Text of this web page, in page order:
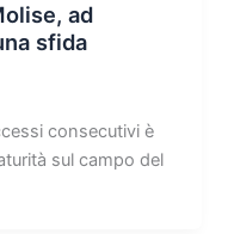
ad
sfida
consecutivi è
sul campo del